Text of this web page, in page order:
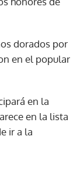
dorados por
en el popular
en la
en la lista
ir a la